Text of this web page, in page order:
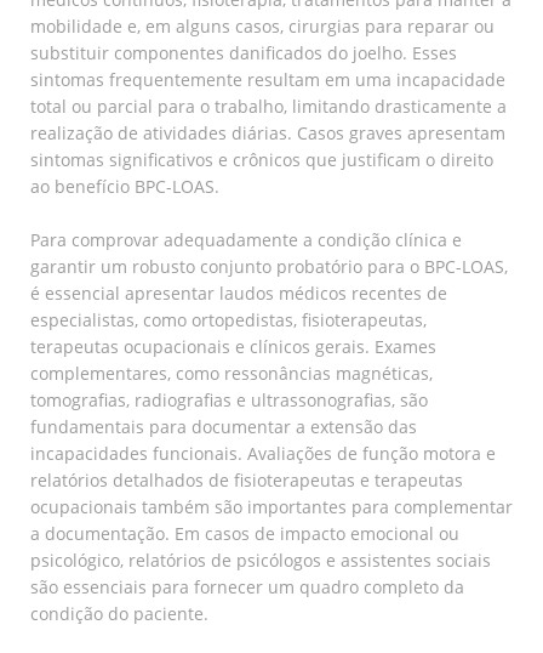
mobilidade e, em alguns casos, cirurgias para reparar ou
substituir componentes danificados do joelho. Esses
sintomas frequentemente resultam em uma incapacidade
total ou parcial para o trabalho, limitando drasticamente a
realização de atividades diárias. Casos graves apresentam
sintomas significativos e crônicos que justificam o direito
ao benefício BPC-LOAS.
Para comprovar adequadamente a condição clínica e
garantir um robusto conjunto probatório para o BPC-LOAS,
é essencial apresentar laudos médicos recentes de
especialistas, como ortopedistas, fisioterapeutas,
terapeutas ocupacionais e clínicos gerais. Exames
complementares, como ressonâncias magnéticas,
tomografias, radiografias e ultrassonografias, são
fundamentais para documentar a extensão das
incapacidades funcionais. Avaliações de função motora e
relatórios detalhados de fisioterapeutas e terapeutas
ocupacionais também são importantes para complementar
a documentação. Em casos de impacto emocional ou
psicológico, relatórios de psicólogos e assistentes sociais
são essenciais para fornecer um quadro completo da
condição do paciente.